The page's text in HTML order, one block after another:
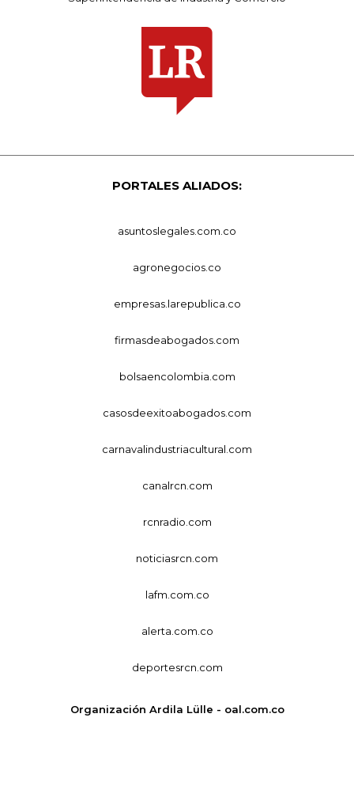
PORTALES ALIADOS:
asuntoslegales.com.co
agronegocios.co
empresas.larepublica.co
firmasdeabogados.com
bolsaencolombia.com
casosdeexitoabogados.com
carnavalindustriacultural.com
canalrcn.com
rcnradio.com
noticiasrcn.com
lafm.com.co
alerta.com.co
deportesrcn.com
Organización Ardila Lülle - oal.com.co